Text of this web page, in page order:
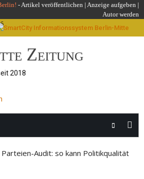
-Artikel veröffentlichen | Anzeige aufgeben |
Autor werden
Zeitung
2018
Parteien-Audit: so kann Politikqualität